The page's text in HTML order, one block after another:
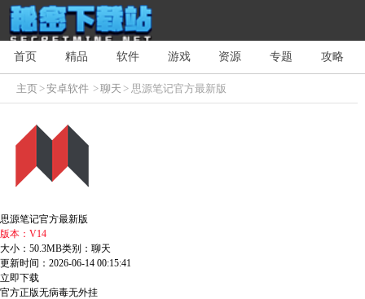
首页 精品 软件 游戏 资源 专题 攻略
主页>安卓软件 >聊天 > 思源笔记官方最新版
思源笔记官方最新版
版本：V14
大小：50.3MB类别：聊天
更新时间：2026-06-14 00:15:41
立即下载
官方正版无病毒无外挂